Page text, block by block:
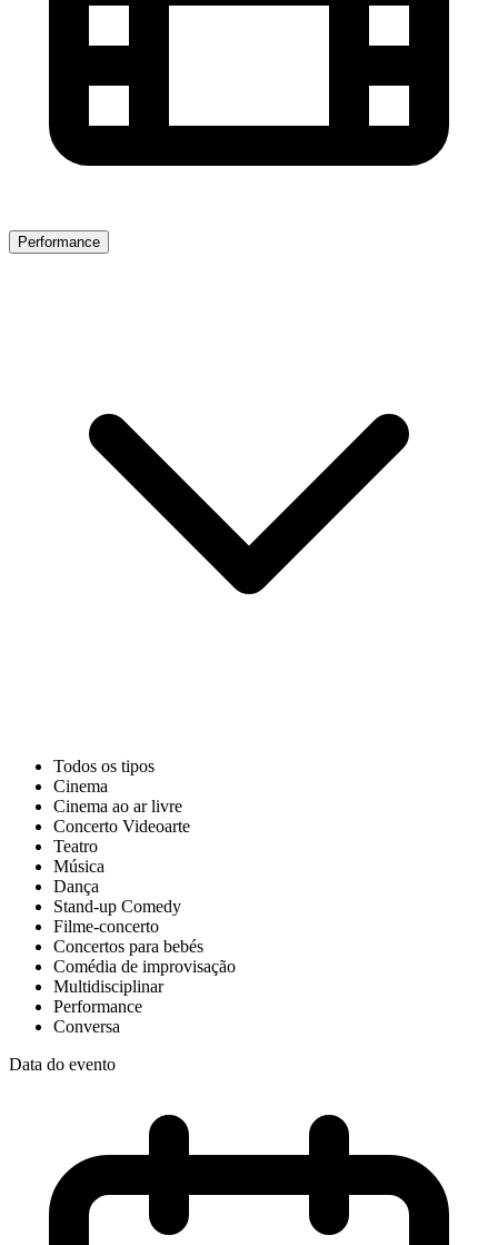
Performance
Todos os tipos
Cinema
Cinema ao ar livre
Concerto Videoarte
Teatro
Música
Dança
Stand-up Comedy
Filme-concerto
Concertos para bebés
Comédia de improvisação
Multidisciplinar
Performance
Conversa
Data do evento